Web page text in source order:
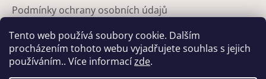
Tento web používá soubory cookie. Dalším
procházením tohoto webu vyjadřujete souhlas s jejich
používáním.. Více informacízde.
Podmínky ochrany osobních údajů
Partneři
Kontakty